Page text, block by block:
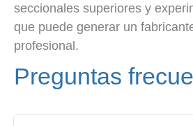
seccionales superiores y
que puede generar un
profesional.
Preguntas